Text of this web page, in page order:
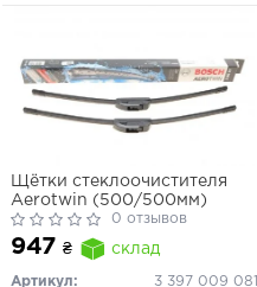
Щётки стеклоочистителя
Aerotwin (500/500мм)
0 отзывов
947 ₴ склад
Артикул:
3 397 009 081